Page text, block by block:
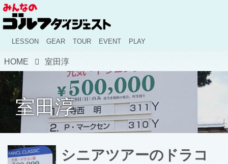
LESSON GEAR TOUR EVENT PLAY
HOME 室田淳
室田淳
シニアツアーのドラコ